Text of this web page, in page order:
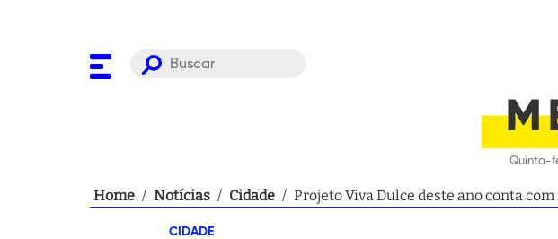
Quinta-
Home / Notícias / Cidade / Projeto Viva Dulce deste ano conta
CIDADE